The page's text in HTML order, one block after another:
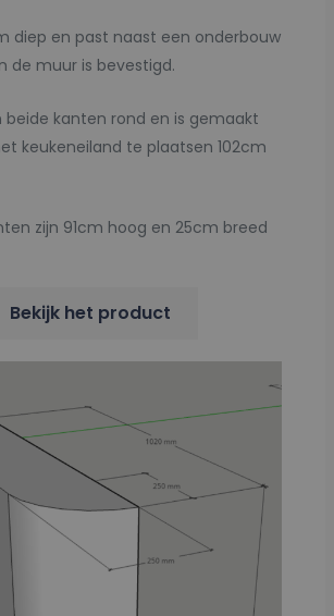
diep en past naast een onderbouw
de muur is bevestigd.
beide kanten rond en is gemaakt
keukeneiland te plaatsen 102cm
zijn 91cm hoog en 25cm breed
Bekijk het product